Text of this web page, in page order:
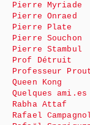
Pierre Myriade
Pierre Onraed
Pierre Plate
Pierre Souchon
Pierre Stambul
Prof Détruit
Professeur
Queen Kong
Quelques
Rabha Attaf
Rafael